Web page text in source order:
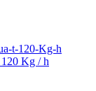
Kg / h